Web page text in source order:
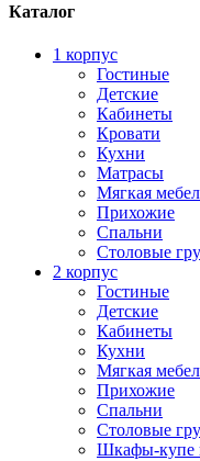
Каталог
1 корпус
Гостиные
Детские
Кабинеты
Кровати
Кухни
Матрасы
Мягкая
Прихожие
Спальни
Столовые
2 корпус
Гостиные
Детские
Кабинеты
Кухни
Мягкая
Прихожие
Спальни
Столовые
Шкафы-купе